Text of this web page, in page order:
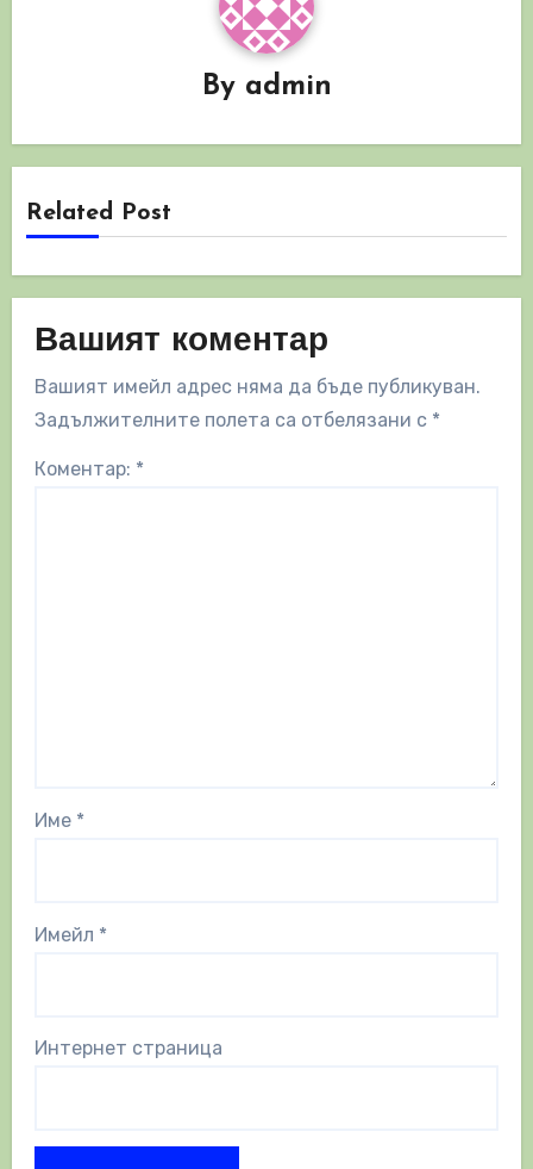
By admin
Related Post
Вашият коментар
Вашият имейл адрес няма да бъде публикуван.
Задължителните полета са отбелязани с *
Коментар: *
Име *
Имейл *
Интернет страница